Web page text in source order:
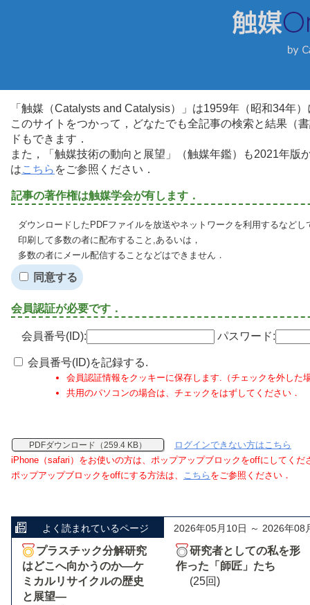
「触媒（Catalysts and Catalysis）」は1959年（昭和34年
このサイトをつかって，どなたでも全記事の検索と結果（
ドもできます．
また，「触媒技術の動向と展望」（触媒年鑑）も2021年
はこちら をご参照ください．
記事の著作権は触媒学会が有します．
ダウンロードしたPDFファイルを放送やネットワークを利用するなど
印刷して多数の者に配布すること,あるいは，
多数の者にメール配信することなどはできません．
同意する
会員認証が必要です．
会員番号(ID): パスワード:
会員番号(ID)を記録する.
会員認証情報をクッキーに保存します.（チェックを外した
共用のパソコンの場合は、チェックをはずしてください．
PDFダウンロード（259.4 KB）
ログインできない方はこちら
iPhone（safari）をお使いの方は、ポップアップブロックをoffにしてくだ
ポップアップブロックをoffにする方法は、 こちら をご参照ください．
よく読まれているページ 2026年05月10日 ～ 2026年08
プラスチック分解研究
はどこへ向かうのか―ケ
ミカルリサイクルの歴史
と展望―
研究者としての私を形
作った「師匠」たち
(25回)